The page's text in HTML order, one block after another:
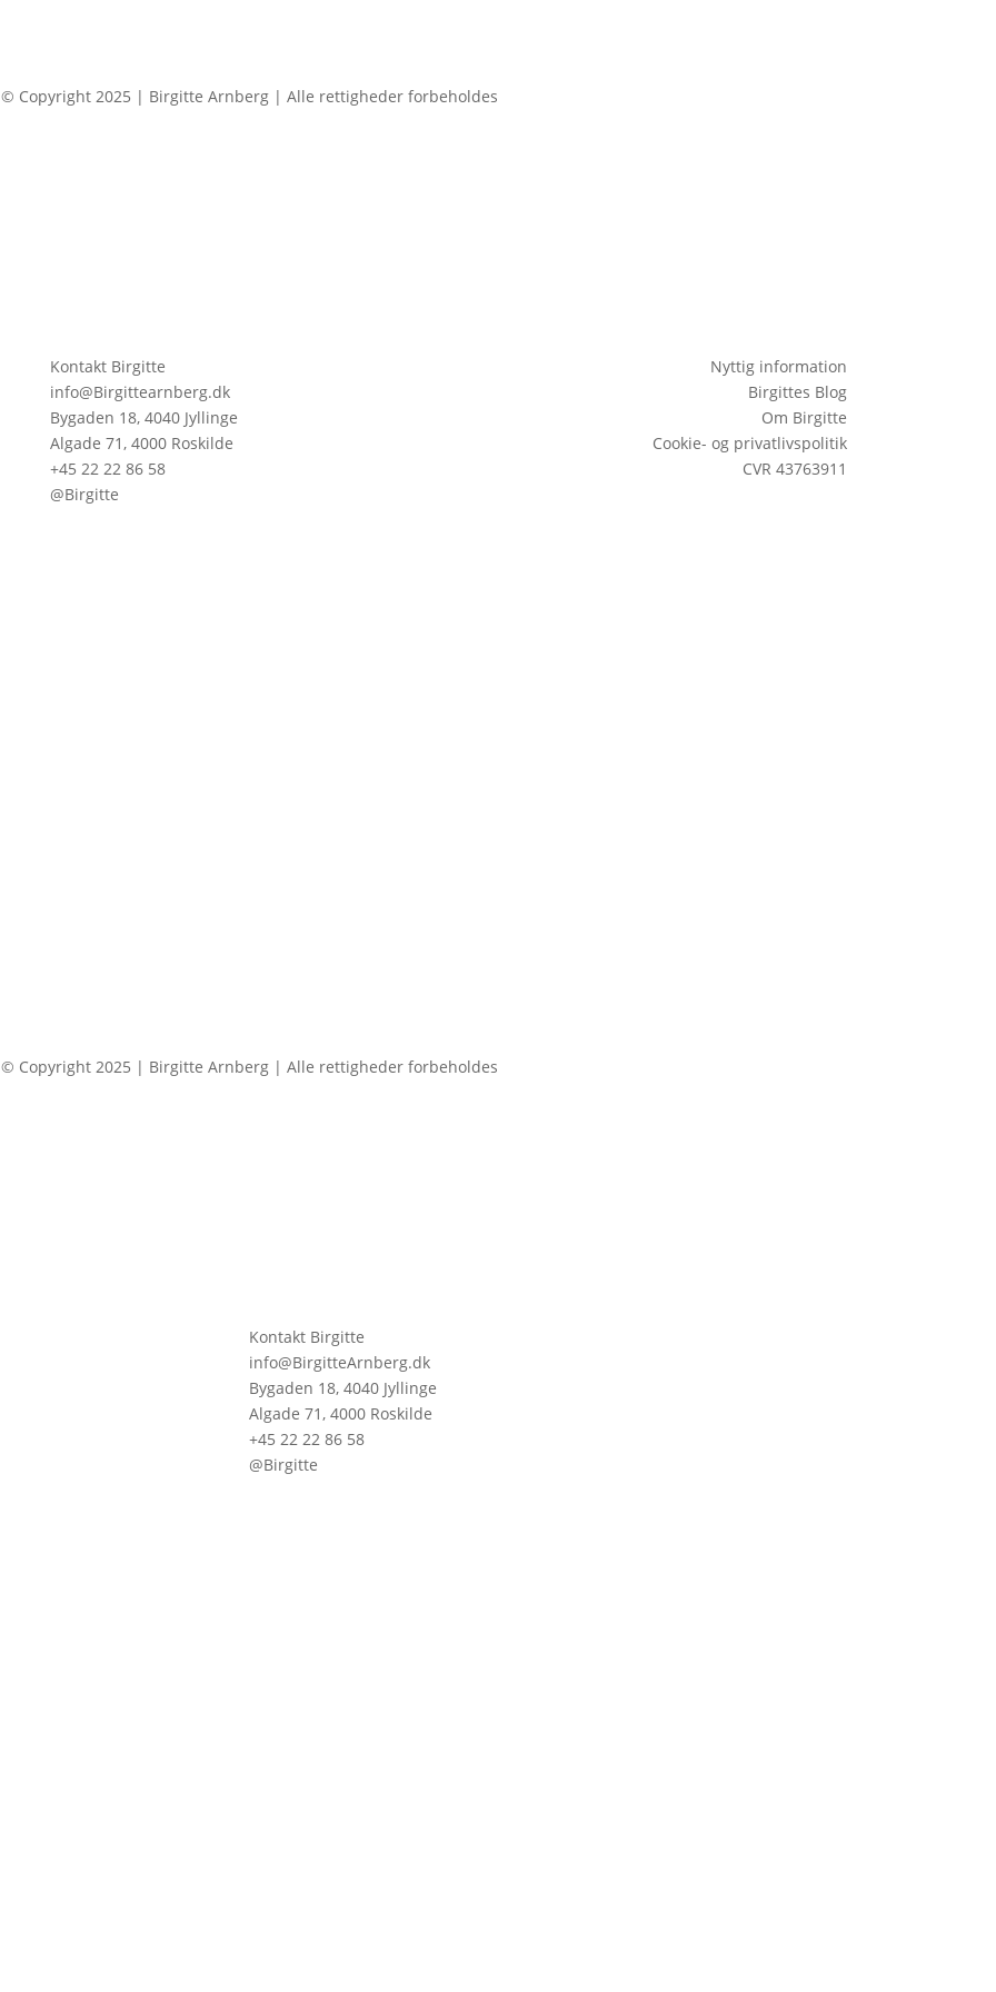
© Copyright 2025 | Birgitte Arnberg | Alle rettigheder forbeholdes
Kontakt Birgitte
info@Birgittearnberg.dk
Bygaden 18, 4040 Jyllinge
Algade 71, 4000 Roskilde
+45 22 22 86 58
@Birgitte
Nyttig information
Birgittes Blog
Om Birgitte
Cookie- og privatlivspolitik
CVR 43763911
© Copyright 2025 | Birgitte Arnberg | Alle rettigheder forbeholdes
Kontakt Birgitte
info@BirgitteArnberg.dk
Bygaden 18, 4040 Jyllinge
Algade 71, 4000 Roskilde
+45 22 22 86 58
@Birgitte